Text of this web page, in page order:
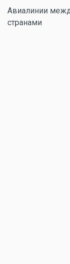
Авиалинии
странами